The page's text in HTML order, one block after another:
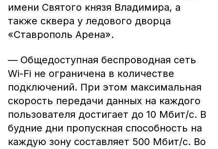
имени Святого князя Владимира, а
также сквера у ледового дворца
«Ставрополь Арена».
— Общедоступная беспроводная сеть
Wi-Fi не ограничена в количестве
подключений. При этом максимальная
скорость передачи данных на каждого
пользователя достигает до 10 Мбит/с. В
будние дни пропускная способность на
каждую зону составляет 500 Мбит/с. Во